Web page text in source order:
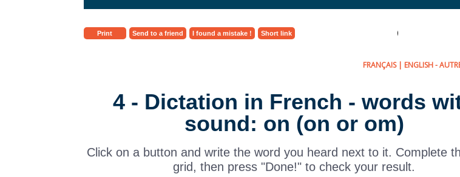
Print Send to a friend I found a mistake ! Short link
FRANÇAIS| ENGLISH-
4 - Dictation in French - words
sound: on (on or om)
Click on a button and write the word you heard next to it. Complete
grid, then press "Done!" to check your result.